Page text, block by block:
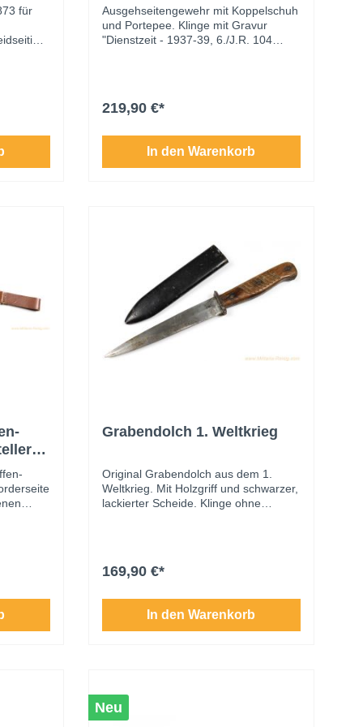
für
Die
Solingen
Ausgehseitengewehr mit Koppelschuh
und Portepee. Klinge mit Gravur
"Dienstzeit - 1937-39, 6./J.R. 104
219,90 €*
In den Warenkorb
Grabendolch 1. Weltkrieg
Original Grabendolch aus dem 1.
Weltkrieg. Mit Holzgriff und schwarzer,
lackierter Scheide. Klinge ohne
169,90 €*
In den Warenkorb
Neu